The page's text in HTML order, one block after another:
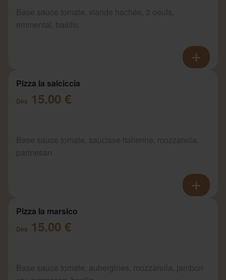
Pizza la salciccia
Dès 15.00 €
Pizza la marsico
Dès 15.00 €